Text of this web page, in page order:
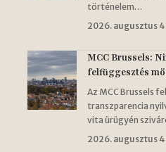
történelem…
2026. augusztus 4
MCC Brussels:
felfüggesztés
Az MCC Brussels
transzparencia
vita ürügyén
2026. augusztus 4